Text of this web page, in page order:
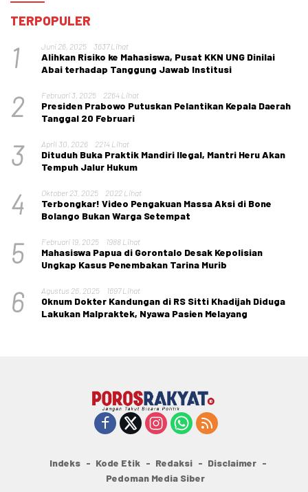
TERPOPULER
1 Juni 26, 2025 3637 Lihat
Alihkan Risiko ke Mahasiswa, Pusat KKN UNG Dinilai
Abai terhadap Tanggung Jawab Institusi
2 Februari 3, 2025 2264 Lihat
Presiden Prabowo Putuskan Pelantikan Kepala Daerah
Tanggal 20 Februari
3 April 30, 2026 2214 Lihat
Dituduh Buka Praktik Mandiri Ilegal, Mantri Heru Akan
Tempuh Jalur Hukum
4 Oktober 23, 2025 2022 Lihat
Terbongkar! Video Pengakuan Massa Aksi di Bone
Bolango Bukan Warga Setempat
5 Februari 19, 2025 1988 Lihat
Mahasiswa Papua di Gorontalo Desak Kepolisian
Ungkap Kasus Penembakan Tarina Murib
6 Agustus 26, 2025 1697 Lihat
Oknum Dokter Kandungan di RS Sitti Khadijah Diduga
Lakukan Malpraktek, Nyawa Pasien Melayang
Indeks Kode Etik Redaksi
Disclaimer
Pedoman Media Siber